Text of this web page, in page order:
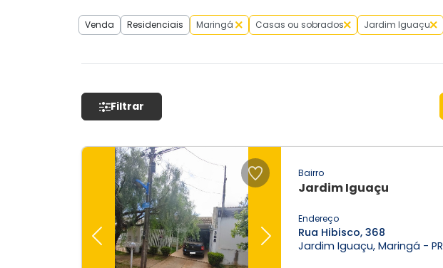
Venda Residenciais Maringá Casas ou sobrados Jardim Iguaçu
Filtrar
Previous Next
Bairro
Jardim Iguaçu
Endereço
Rua Hibisco, 368
Jardim Iguaçu, Maringá - PR